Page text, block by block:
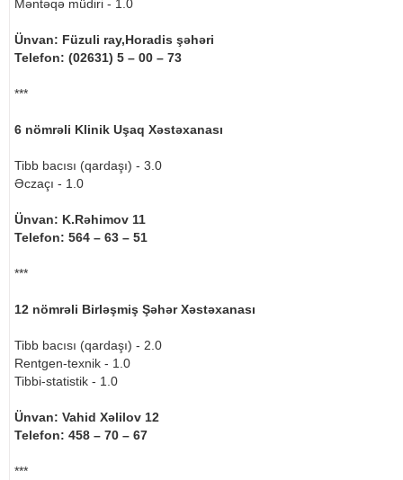
Məntəqə müdiri - 1.0
Ünvan: Füzuli ray,Horadis şəhəri
Telefon: (02631) 5 – 00 – 73
***
6 nömrəli Klinik Uşaq Xəstəxanası
Tibb bacısı (qardaşı) - 3.0
Əczaçı - 1.0
Ünvan: K.Rəhimov 11
Telefon: 564 – 63 – 51
***
12 nömrəli Birləşmiş Şəhər Xəstəxanası
Tibb bacısı (qardaşı) - 2.0
Rentgen-texnik - 1.0
Tibbi-statistik - 1.0
Ünvan: Vahid Xəlilov 12
Telefon: 458 – 70 – 67
***